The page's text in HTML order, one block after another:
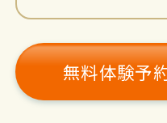
無料体験予